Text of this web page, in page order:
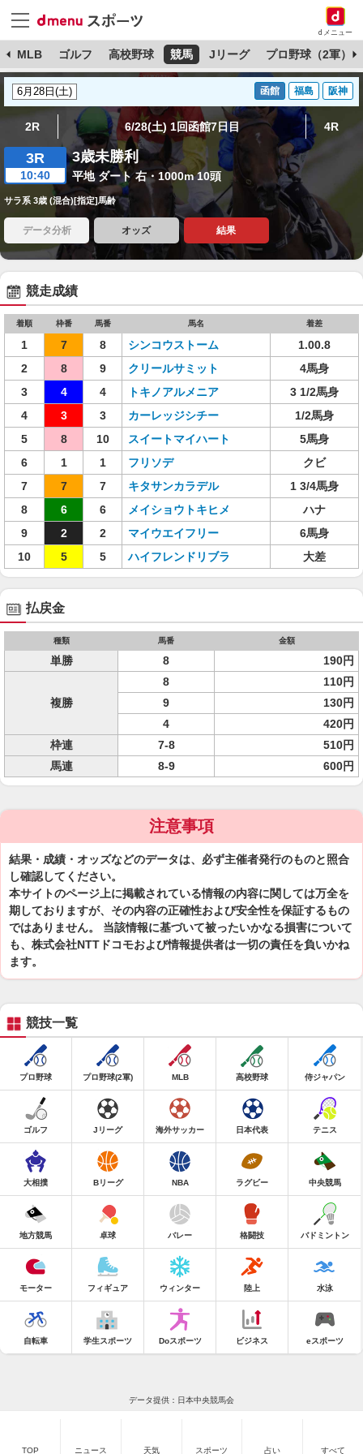
dメニュー
MLB ゴルフ 高校野球 競馬 Jリーグ プロ野球（2軍）
函館 福島 阪神
2R 6/28(土) 1回函館7日目 4R
3R
10:40
3歳未勝利
平地 ダート 右・1000m 10頭
サラ系 3歳 (混合)[指定]馬齢
データ分析 オッズ 結果
競走成績
着順 枠番 馬番 馬名 着差
1 7 8 シンコウストーム
1.00.8
2
8 9 クリールサミット
4馬身
3
4 4 トキノアルメニア
3 1/2馬身
4
3 3 カーレッジシチー
1/2馬身
5
8 10 スイートマイハート
5馬身
6
1 1 フリソデ
クビ
7
7 7 キタサンカラデル
1 3/4馬身
8
6 6 メイショウトキヒメ
ハナ
9
2 2 マイウエイフリー
6馬身
10
5 5 ハイフレンドリブラ 大差
払戻金
種類 馬番 金額
単勝 8 190円
複勝
8
110円
9
130円
4
420円
枠連
7-8
510円
馬連
8-9 600円
注意事項
結果・成績・オッズなどのデータは、必ず主催者発行のものと照合
し確認してください。
本サイトのページ上に掲載されている情報の内容に関しては万全を
期しておりますが、その内容の正確性および安全性を保証するもの
ではありません。 当該情報に基づいて被ったいかなる損害について
も、株式会社NTTドコモおよび情報提供者は一切の責任を負いかね
ます。
競技一覧
プロ野球 プロ野球(2軍) MLB 高校野球 侍ジャパン
ゴルフ Jリーグ 海外サッカー 日本代表 テニス
大相撲 Bリーグ NBA ラグビー 中央競馬
地方競馬 卓球 バレー 格闘技 バドミントン
モーター フィギュア ウィンター 陸上 水泳
自転車 学生スポーツ Doスポーツ ビジネス eスポーツ
データ提供：日本中央競馬会
TOP ニュース 天気 スポーツ 占い すべて